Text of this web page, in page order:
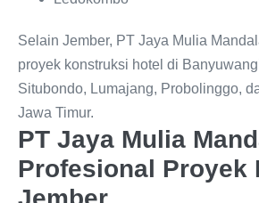
Selain Jember, PT Jaya Mulia
proyek konstruksi hotel di
Situbondo, Lumajang, Probolinggo,
Jawa Timur.
PT Jaya Mulia
Profesional Proyek